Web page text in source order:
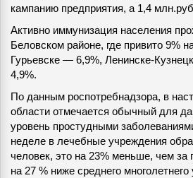
кампанию предприятия, а 1,4
Активно иммунизация населения
Беловском районе, где привито 9%
Гурьевске — 6,9%, Ленинске-
4,9%.
По данным роспотребнадзора, в
области отмечается обычный для
уровень простудными
неделе в лечебные учреждения
человек, это на 23% меньше, чем
на 27 % ниже среднего многолетнего